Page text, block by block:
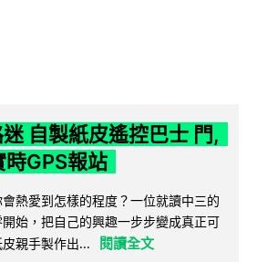
自製紙皮遙控巴士 門,
GPS報站
熱愛到怎樣的程度？一位就讀中三的
始，把自己的興趣一步步變成真正可
親手製作出...
閱讀全文